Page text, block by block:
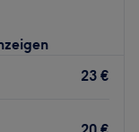
23 €